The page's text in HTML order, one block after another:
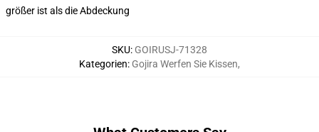
größer ist als die Abdeckung
SKU: GOIRUSJ-71328
Kategorien: Gojira Werfen Sie Kissen,